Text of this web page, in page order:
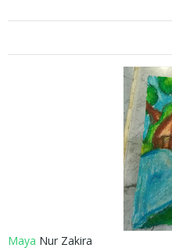
Maya Nur Zakira